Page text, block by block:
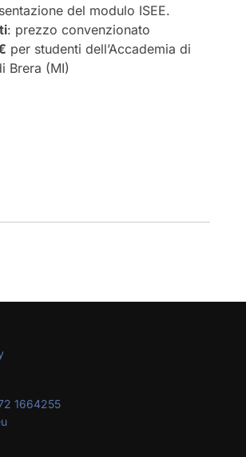
del modulo ISEE.
: prezzo convenzionato
per studenti dell’Accademia di
Brera (MI)
1664255